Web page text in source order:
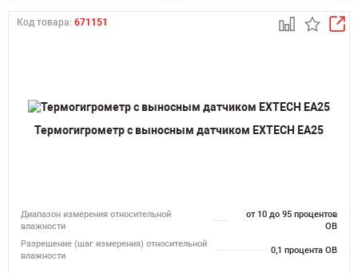
Код товара: 671151
Термогигрометр с выносным датчиком EXTECH EA25
Диапазон измерения относительной
влажности
от 10 до 95 процентов
ОВ
Разрешение (шаг измерения) относительной
влажности
0,1 процента ОВ